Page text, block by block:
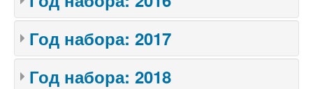
Год набора: 2017
Год набора: 2018